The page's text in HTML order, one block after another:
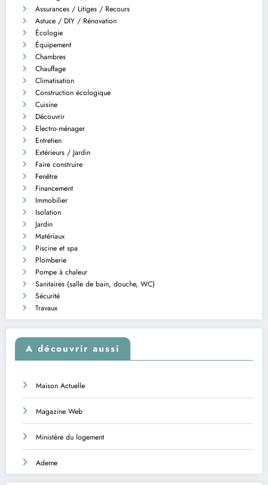
Assurances / Litiges / Recours
Astuce / DIY / Rénovation
Écologie
Équipement
Chambres
Chauffage
Climatisation
Construction écologique
Cuisine
Découvrir
Electro-ménager
Entretien
Extérieurs / Jardin
Faire construire
Fenêtre
Financement
Immobilier
Isolation
Jardin
Matériaux
Piscine et spa
Plomberie
Pompe à chaleur
Sanitaires (salle de bain, douche, WC)
Sécurité
Travaux
A découvrir aussi
Maison Actuelle
Magazine Web
Ministère du logement
Ademe